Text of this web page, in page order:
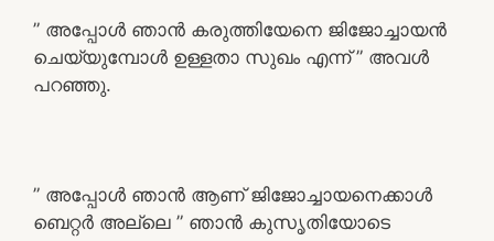
” അപ്പോൾ ഞാൻ കരുത്തിയേനെ ജിജോച്ചായൻ
ചെയ്യുമ്പോൾ ഉള്ളതാ സുഖം എന്ന് ” അവൾ
പറഞ്ഞു.
” അപ്പോൾ ഞാൻ ആണ് ജിജോച്ചായനെക്കാൾ
ബെറ്റർ അല്ലെ ” ഞാൻ കുസൃതിയോടെ